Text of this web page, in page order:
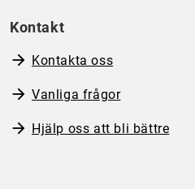
Kontakt
Kontakta oss
Vanliga frågor
Hjälp oss att bli bättre